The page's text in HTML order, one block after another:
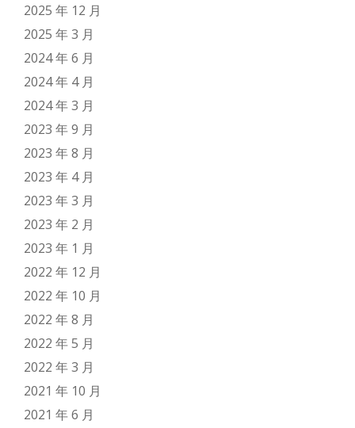
2025 年 12 月
2025 年 3 月
2024 年 6 月
2024 年 4 月
2024 年 3 月
2023 年 9 月
2023 年 8 月
2023 年 4 月
2023 年 3 月
2023 年 2 月
2023 年 1 月
2022 年 12 月
2022 年 10 月
2022 年 8 月
2022 年 5 月
2022 年 3 月
2021 年 10 月
2021 年 6 月